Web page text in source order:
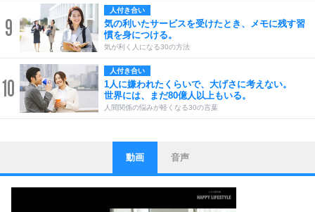
9
人付き合い
気の利いたサービスを受けたとき、メモに残す習
慣を身につける。
気が利く人になる30の方法
10
人付き合い
1人に嫌われたくらいで、大げさに考えない。
世界には、まだ80億人以上もいる。
人間関係の悩みが軽くなる30の言葉
1
ストレス対策
他人と比べない。
いっそのこと、他人を見ない。
いらいらしない人になる30の方法
動画 音声